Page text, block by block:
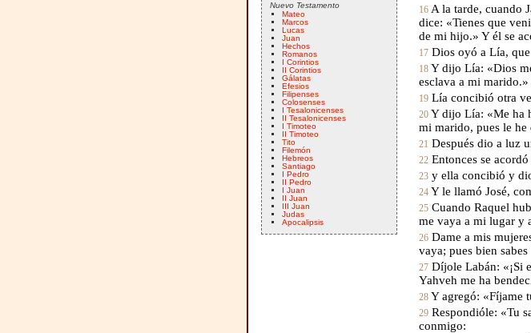
Nuevo Testamento
Mateo
Marcos
Lucas
Juan
Hechos
Romanos
I Corintios
II Corintios
Gálatas
Efesios
Filipenses
Colosenses
I Tesalonicenses
II Tesalonicenses
I Timoteo
II Timoteo
Tito
Filemón
Hebreos
Santiago
I Pedro
II Pedro
I Juan
II Juan
III Juan
Judas
Apocalipsis
16 A la tarde, cuando
dice: «Tienes que
de mi hijo.» Y él se
17 Dios oyó a Lía,
18 Y dijo Lía: «Dios
esclava a mi
19 Lía concibió otra
20 Y dijo Lía: «Me ha
mi marido, pues le
21 Después dio a luz
22 Entonces se
23 y ella concibió y
24 Y le llamó José,
25 Cuando Raquel
me vaya a mi lugar y
26 Dame a mis
vaya; pues bien
27 Díjole Labán: «¡Si
Yahveh me ha
28 Y agregó: «Fíjame
29 Respondióle: «Tu
conmigo: